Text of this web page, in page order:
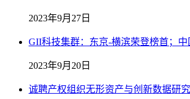
2023年9月27日
GII科技集群：东京-横滨荣登榜首；中
2023年9月20日
诚聘产权组织无形资产与创新数据研